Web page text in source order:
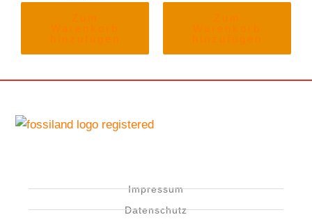
Impressum
Datenschutz